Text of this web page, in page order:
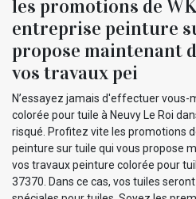
les promotions de
entreprise peinture
propose maintenant
vos travaux pei
N’essayez jamais d'effectuer vous-
colorée pour tuile à Neuvy Le Roi
risqué. Profitez vite les promotions
peinture sur tuile qui vous propose
vos travaux peinture colorée pour
37370. Dans ce cas, vos tuiles